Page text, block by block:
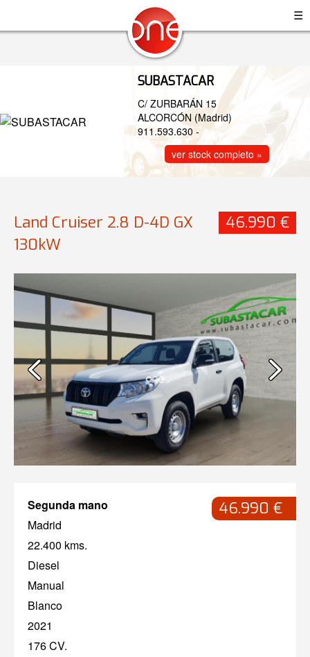
☰
SUBASTACAR
C/ ZURBARÁN 15
ALCORCÓN (Madrid)
911.593.630 -
ver stock completo »
Land Cruiser 2.8 D-4D GX
130kW
46.990 €
Segunda mano
Madrid
22.400 kms.
Diesel
Manual
Blanco
2021
176 CV.
46.990 €